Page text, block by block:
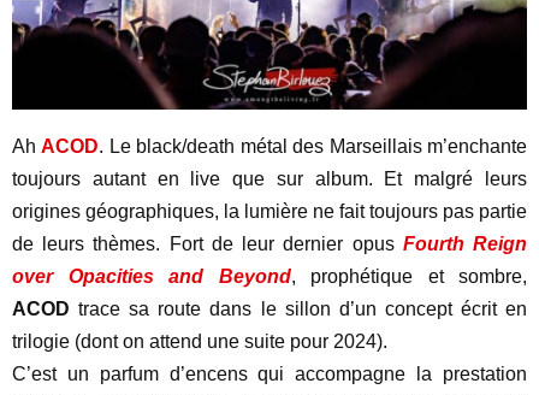
AhACOD. Le black/death métal des Marseillais m’enchante
toujours autant en live que sur album. Et malgré leurs
origines géographiques, la lumière ne fait toujours pas partie
de leurs thèmes. Fort de leur dernier opus Fourth Reign
over Opacities and Beyond, prophétique et sombre,
ACOD trace sa route dans le sillon d’un concept écrit en
trilogie (dont on attend une suite pour 2024).
C’est un parfum d’encens qui accompagne la prestation